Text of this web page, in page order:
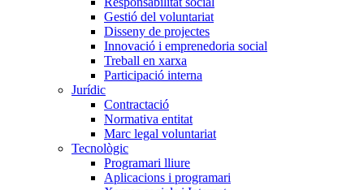
Gestió del voluntariat
Disseny de projectes
Innovació i emprenedoria social
Treball en xarxa
Participació interna
Jurídic
Contractació
Normativa entitat
Marc legal voluntariat
Tecnològic
Programari lliure
Aplicacions i programari